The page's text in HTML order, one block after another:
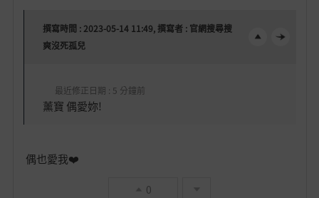
撰寫時間 : 2023-05-14 11:49, 撰寫者 : 官網搜尋搜
爽沒死孤兒
最近修正日期 : 5 分鐘前
薰寶 偶愛妳!
偶也愛我❤️
0